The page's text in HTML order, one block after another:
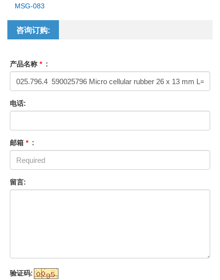
MSG-083
咨询订购:
产品名称 * :
电话:
邮箱 * :
留言:
验证码: